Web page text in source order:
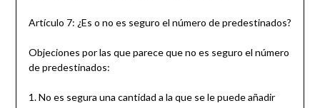
Artículo 7: ¿Es o no es seguro el número de predestinados?
Objeciones por las que parece que no es seguro el número
de predestinados:
1. No es segura una cantidad a la que se le puede añadir